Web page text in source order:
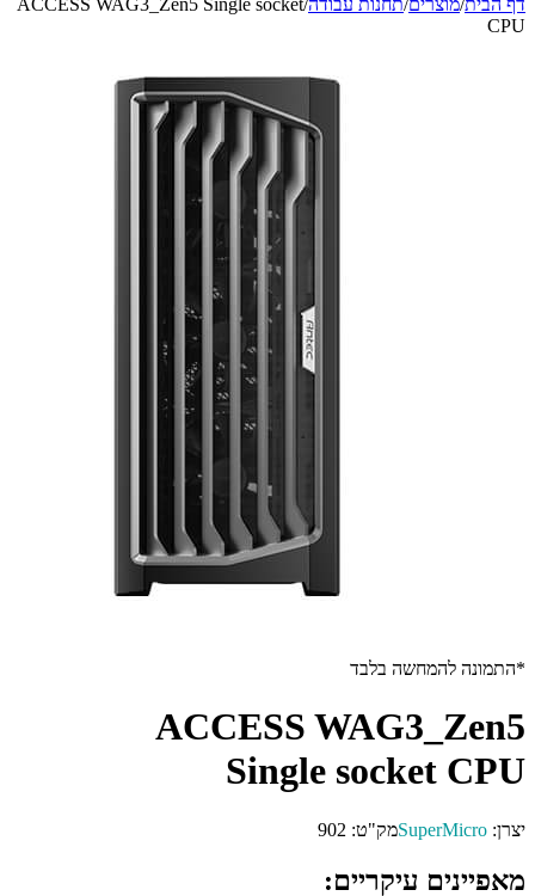
מוצרים/תחנות עבודה/
ACCESS WAG3_Zen5 Single socket
להמחשה בלבד
ACCESS
Single socket
מק"ט:902
עיקריים: